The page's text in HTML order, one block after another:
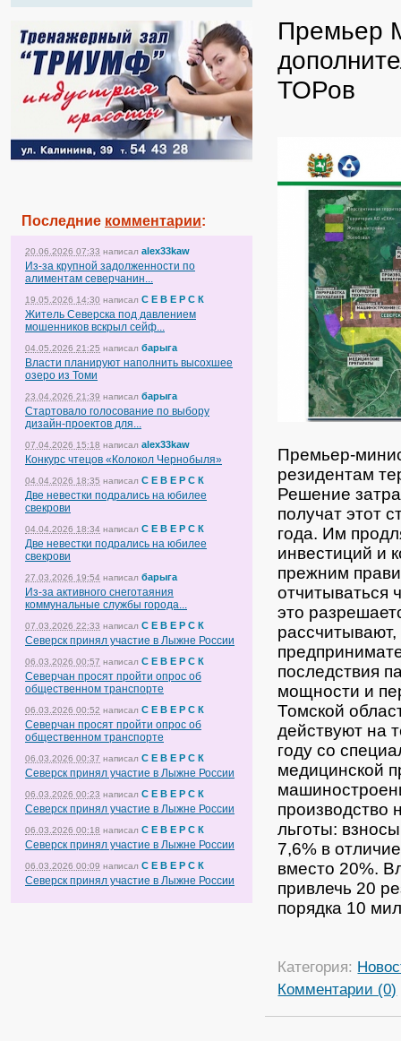
Последние комментарии:
20.06.2026 07:33 написал alex33kaw
Из-за крупной задолженности по
алиментам северчанин...
19.05.2026 14:30 написал С Е В Е Р С К
Житель Северска под давлением
мошенников вскрыл сейф...
04.05.2026 21:25 написал барыга
Власти планируют наполнить высохшее
озеро из Томи
23.04.2026 21:39 написал барыга
Стартовало голосование по выбору
дизайн-проектов для...
07.04.2026 15:18 написал alex33kaw
Конкурс чтецов «Колокол Чернобыля»
04.04.2026 18:35 написал С Е В Е Р С К
Две невестки подрались на юбилее
свекрови
04.04.2026 18:34 написал С Е В Е Р С К
Две невестки подрались на юбилее
свекрови
27.03.2026 19:54 написал барыга
Из-за активного снеготаяния
коммунальные службы города...
07.03.2026 22:33 написал С Е В Е Р С К
Северск принял участие в Лыжне России
06.03.2026 00:57 написал С Е В Е Р С К
Северчан просят пройти опрос об
общественном транспорте
06.03.2026 00:52 написал С Е В Е Р С К
Северчан просят пройти опрос об
общественном транспорте
06.03.2026 00:37 написал С Е В Е Р С К
Северск принял участие в Лыжне России
06.03.2026 00:23 написал С Е В Е Р С К
Северск принял участие в Лыжне России
06.03.2026 00:18 написал С Е В Е Р С К
Северск принял участие в Лыжне России
06.03.2026 00:09 написал С Е В Е Р С К
Северск принял участие в Лыжне России
Премьер
ТОРов
Премьер-
резидентам
Решение
получат этот
года. Им
инвестиций и
прежним
отчитываться
это
последствия
мощности и
Томской
действуют на
году со
медицинской
производство
льготы:
7,6% в
вместо 20%.
привлечь 20
порядка 10
Категория:
Комментарии (0)